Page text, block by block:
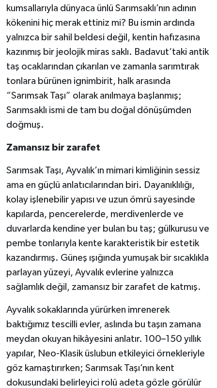
kumsallarıyla dünyaca ünlü Sarımsaklı’nın adının
kökenini hiç merak ettiniz mi? Bu ismin ardında
yalnızca bir sahil beldesi değil, kentin hafızasına
kazınmış bir jeolojik miras saklı. Badavut’taki antik
taş ocaklarından çıkarılan ve zamanla sarımtırak
tonlara bürünen ignimbirit, halk arasında
“Sarımsak Taşı” olarak anılmaya başlanmış;
Sarımsaklı ismi de tam bu doğal dönüşümden
doğmuş.
Zamansız bir zarafet
Sarımsak Taşı, Ayvalık’ın mimari kimliğinin sessiz
ama en güçlü anlatıcılarından biri. Dayanıklılığı,
kolay işlenebilir yapısı ve uzun ömrü sayesinde
kapılarda, pencerelerde, merdivenlerde ve
duvarlarda kendine yer bulan bu taş; gülkurusu ve
pembe tonlarıyla kente karakteristik bir estetik
kazandırmış. Güneş ışığında yumuşak bir sıcaklıkla
parlayan yüzeyi, Ayvalık evlerine yalnızca
sağlamlık değil, zamansız bir zarafet de katmış.
Ayvalık sokaklarında yürürken imrenerek
baktığımız tescilli evler, aslında bu taşın zamana
meydan okuyan hikâyesini anlatır. 100–150 yıllık
yapılar, Neo-Klasik üslubun etkileyici örnekleriyle
göz kamaştırırken; Sarımsak Taşı’nın kent
dokusundaki belirleyici rolü adeta gözle görülür